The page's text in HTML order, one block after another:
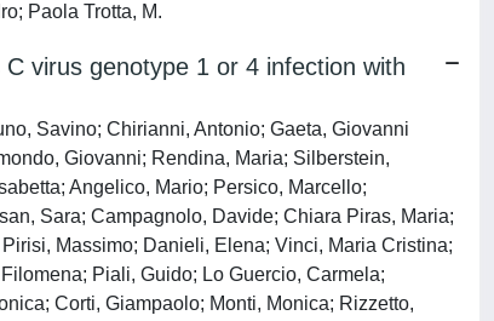
Paola Trotta, M.
virus genotype 1 or 4 infection with
Savino; Chirianni, Antonio; Gaeta, Giovanni
Giovanni; Rendina, Maria; Silberstein,
Angelico, Mario; Persico, Marcello;
Sara; Campagnolo, Davide; Chiara Piras, Maria;
Massimo; Danieli, Elena; Vinci, Maria Cristina;
Piali, Guido; Lo Guercio, Carmela;
Corti, Giampaolo; Monti, Monica; Rizzetto,